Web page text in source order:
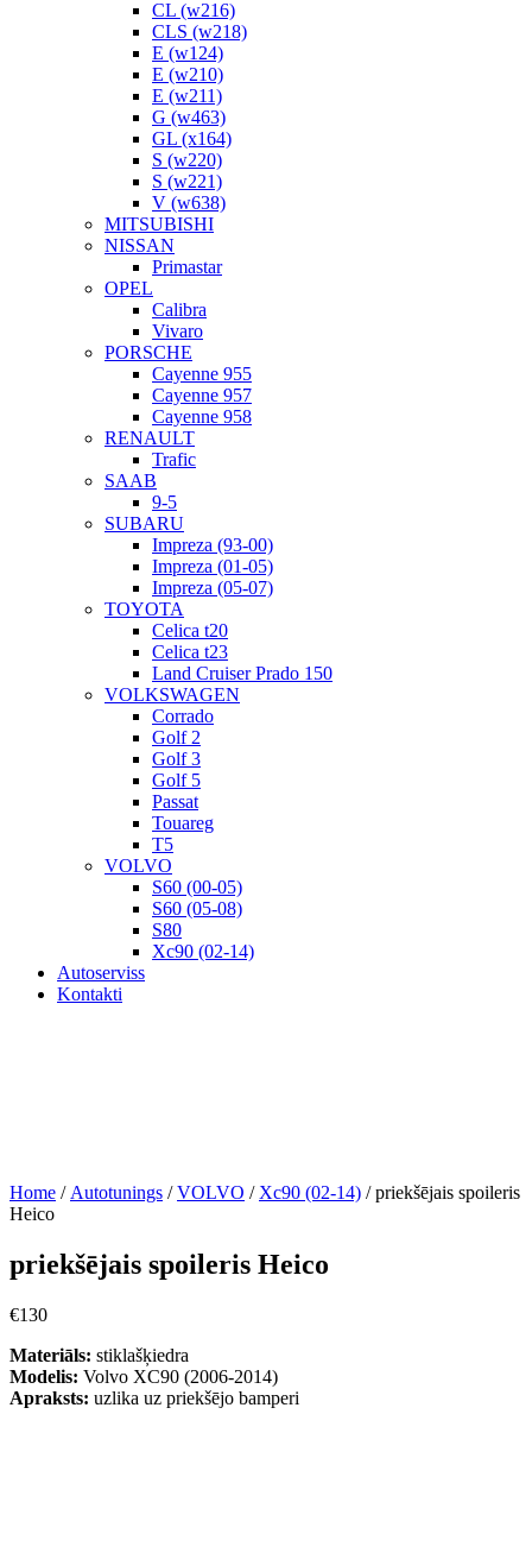
CL (w216)
CLS (w218)
E (w124)
E (w210)
E (w211)
G (w463)
GL (x164)
S (w220)
S (w221)
V (w638)
MITSUBISHI
NISSAN
Primastar
OPEL
Calibra
Vivaro
PORSCHE
Cayenne 955
Cayenne 957
Cayenne 958
RENAULT
Trafic
SAAB
9-5
SUBARU
Impreza (93-00)
Impreza (01-05)
Impreza (05-07)
TOYOTA
Celica t20
Celica t23
Land Cruiser Prado 150
VOLKSWAGEN
Corrado
Golf 2
Golf 3
Golf 5
Passat
Touareg
T5
VOLVO
S60 (00-05)
S60 (05-08)
S80
Xc90 (02-14)
Autoserviss
Kontakti
Home / Autotunings /VOLVO / Xc90 (02-14) / priekšējais spoileris
Heico
priekšējais spoileris Heico
€130
Materiāls: stiklašķiedra
Modelis: Volvo XC90 (2006-2014)
Apraksts: uzlika uz priekšējo bamperi